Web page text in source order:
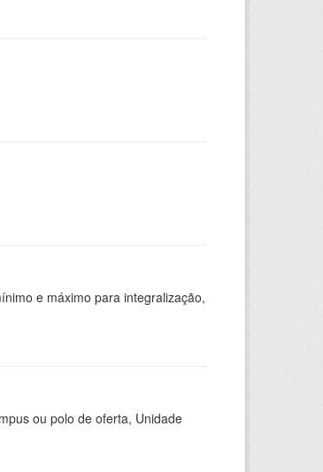
e máximo para integralização,
ou polo de oferta, Unidade